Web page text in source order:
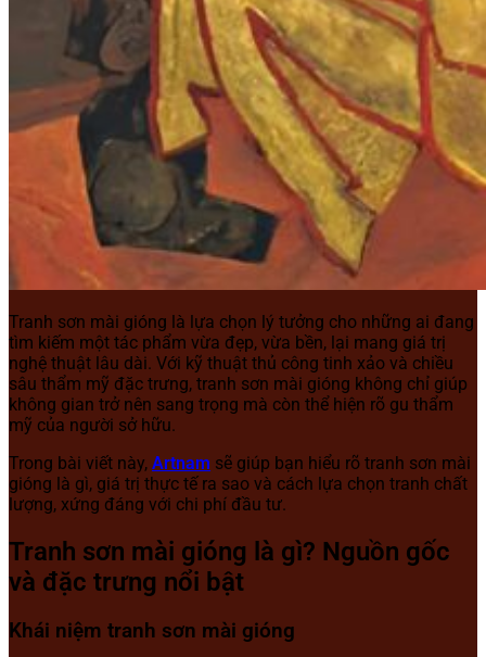
Tranh sơn mài gióng là lựa chọn lý tưởng cho những ai đang
tìm kiếm một tác phẩm vừa đẹp, vừa bền, lại mang giá trị
nghệ thuật lâu dài. Với kỹ thuật thủ công tinh xảo và chiều
sâu thẩm mỹ đặc trưng, tranh sơn mài gióng không chỉ giúp
không gian trở nên sang trọng mà còn thể hiện rõ gu thẩm
mỹ của người sở hữu.
Trong bài viết này, Artnam sẽ giúp bạn hiểu rõ tranh sơn mài
gióng là gì, giá trị thực tế ra sao và cách lựa chọn tranh chất
lượng, xứng đáng với chi phí đầu tư.
Tranh sơn mài gióng là gì? Nguồn gốc
và đặc trưng nổi bật
Khái niệm tranh sơn mài gióng